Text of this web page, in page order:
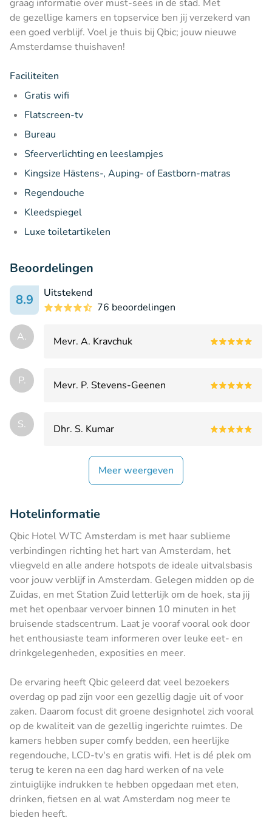
graag informatie over must-sees in de stad. Met
de gezellige kamers en topservice ben jij verzekerd van
een goed verblijf. Voel je thuis bij Qbic; jouw nieuwe
Amsterdamse thuishaven!
Faciliteiten
Gratis wifi
Flatscreen-tv
Bureau
Sfeerverlichting en leeslampjes
Kingsize Hästens-, Auping- of Eastborn-matras
Regendouche
Kleedspiegel
Luxe toiletartikelen
Beoordelingen
8.9
Uitstekend
76 beoordelingen
А. Mevr. А. Kravchuk
P. Mevr. P. Stevens-Geenen
S. Dhr. S. Kumar
Meer weergeven
Hotelinformatie
Qbic Hotel WTC Amsterdam is met haar sublieme
verbindingen richting het hart van Amsterdam, het
vliegveld en alle andere hotspots de ideale uitvalsbasis
voor jouw verblijf in Amsterdam. Gelegen midden op de
Zuidas, en met Station Zuid letterlijk om de hoek, sta jij
met het openbaar vervoer binnen 10 minuten in het
bruisende stadscentrum. Laat je vooraf vooral ook door
het enthousiaste team informeren over leuke eet- en
drinkgelegenheden, exposities en meer.
De ervaring heeft Qbic geleerd dat veel bezoekers
overdag op pad zijn voor een gezellig dagje uit of voor
zaken. Daarom focust dit groene designhotel zich vooral
op de kwaliteit van de gezellig ingerichte ruimtes. De
kamers hebben super comfy bedden, een heerlijke
regendouche, LCD-tv's en gratis wifi. Het is dé plek om
terug te keren na een dag hard werken of na vele
zintuiglijke indrukken te hebben opgedaan met eten,
drinken, fietsen en al wat Amsterdam nog meer te
bieden heeft.